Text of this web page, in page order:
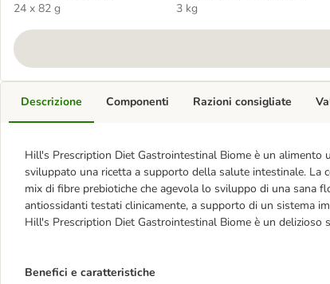
Gastrointestinal Biome
24 x 82 g
secco per gatti
3 kg
Descrizione
Hill's Prescription Diet Gastrointestinal Biome è un
sviluppato una ricetta a supporto della salute intestinale. La
mix di fibre prebiotiche che agevola lo sviluppo di una sana
antiossidanti testati clinicamente, a supporto di un sistema
Hill's Prescription Diet Gastrointestinal Biome è un delizioso
Benefici e caratteristiche
Componenti Razioni consigliate